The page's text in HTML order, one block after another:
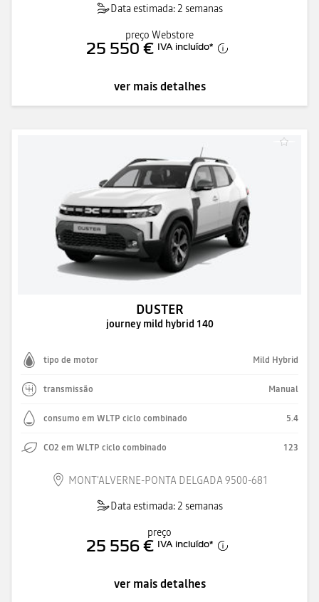
Data estimada: 2 semanas
preço Webstore
25 550 € IVA incluído*
ver mais detalhes
DUSTER
journey mild hybrid 140
tipo de motor Mild Hybrid
transmissão Manual
consumo em WLTP ciclo combinado 5.4
CO2 em WLTP ciclo combinado 123
MONT'ALVERNE-PONTA DELGADA 9500-681
Data estimada: 2 semanas
preço
25 556 € IVA incluído*
ver mais detalhes